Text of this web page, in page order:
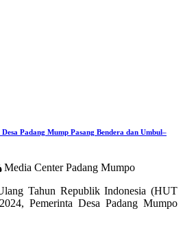
Padang Mump Pasang Bendera dan Umbul–
Media Center Padang Mumpo
Tahun Republik Indonesia (HUT
Pemerinta Desa Padang Mumpo